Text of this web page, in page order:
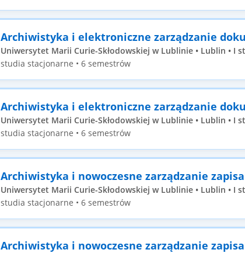
Archiwistyka i elektroniczne zarządzanie
Uniwersytet Marii Curie-Skłodowskiej w Lublinie • Lublin • I
studia stacjonarne • 6 semestrów
Archiwistyka i elektroniczne zarządzanie
Uniwersytet Marii Curie-Skłodowskiej w Lublinie • Lublin • I
studia stacjonarne • 6 semestrów
Archiwistyka i nowoczesne zarządzanie
Uniwersytet Marii Curie-Skłodowskiej w Lublinie • Lublin • I
studia stacjonarne • 6 semestrów
Archiwistyka i nowoczesne zarządzanie